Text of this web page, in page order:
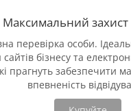
Максимальний захист
перевірка особи.
сайтів бізнесу та
прагнуть забезпечити
впевненість